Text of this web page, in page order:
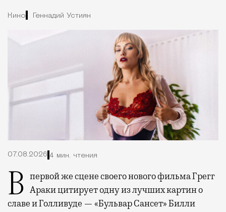
Кино Геннадий Устиян
07.08.2026 4 мин. чтения
В первой же сцене своего нового фильма Грегг Араки цитирует одну из лучших картин о
славе и Голливуде — «Бульвар Сансет» Билли